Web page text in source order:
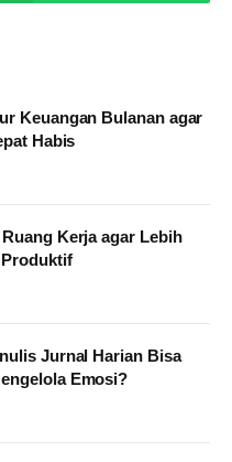
Keuangan Bulanan agar
Habis
Kerja agar Lebih
Produktif
Jurnal Harian Bisa
Emosi?